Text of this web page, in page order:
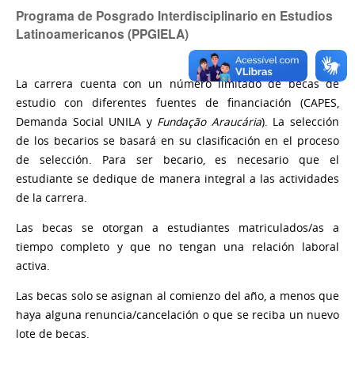
Programa de Posgrado Interdisciplinario en Estudios
Latinoamericanos (PPGIELA)
La carrera cuenta con un número limitado de becas de
estudio con diferentes fuentes de financiación (CAPES,
Demanda Social UNILA y Fundação Araucária). La selección
de los becarios se basará en su clasificación en el proceso
de selección. Para ser becario, es necesario que el
estudiante se dedique de manera integral a las actividades
de la carrera.
Las becas se otorgan a estudiantes matriculados/as a
tiempo completo y que no tengan una relación laboral
activa.
Las becas solo se asignan al comienzo del año, a menos que
haya alguna renuncia/cancelación o que se reciba un nuevo
lote de becas.